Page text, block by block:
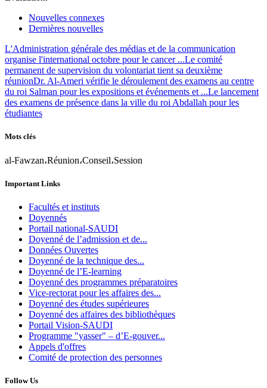
Nouvelles connexes
Dernières nouvelles
L'Administration générale des médias et de la communication
organise l'international octobre pour le cancer ...Le comité
permanent de supervision du volontariat tient sa deuxième
réunionDr. Al-Ameri vérifie le déroulement des examens au centre
du roi Salman pour les expositions et événements et ...Le lancement
des examens de présence dans la ville du roi Abdallah pour les
étudiantes
Mots clés
al-Fawzan،Réunion،Conseil،Session
Important Links
Facultés et instituts
Doyennés
Portail national-SAUDI
Doyenné de l’admission et de...
Données Ouvertes
Doyenné de la technique des...
Doyenné de l’E-learning
Doyenné des programmes préparatoires
Vice-rectorat pour les affaires des...
Doyenné des études supérieures
Doyenné des affaires des bibliothèques
Portail Vision-SAUDI
Programme "yasser" – d’E-gouver...
Appels d'offres
Comité de protection des personnes
Follow Us